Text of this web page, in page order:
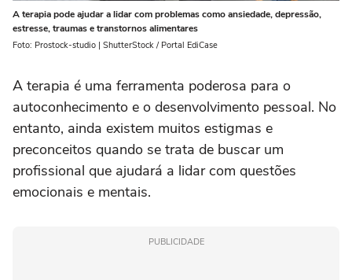
A terapia pode ajudar a lidar com problemas como ansiedade, depressão,
estresse, traumas e transtornos alimentares
Foto: Prostock-studio | ShutterStock / Portal EdiCase
A terapia é uma ferramenta poderosa para o
autoconhecimento e o desenvolvimento pessoal. No
entanto, ainda existem muitos estigmas e
preconceitos quando se trata de buscar um
profissional que ajudará a lidar com questões
emocionais e mentais.
PUBLICIDADE